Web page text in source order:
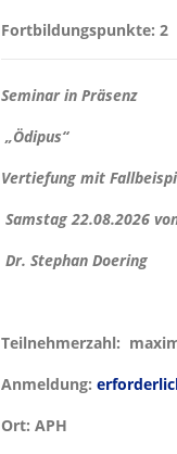
Fortbildungspunkte: 2
Seminar in Präsenz
„Ödipus“
Vertiefung mit
Samstag 22.08.2026
Dr. Stephan Doering
Teilnehmerzahl:
Anmeldung:
Ort: APH